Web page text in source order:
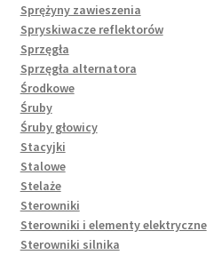
Sprężyny zawieszenia
Spryskiwacze reflektorów
Sprzęgła
Sprzęgła alternatora
Środkowe
Śruby
Śruby głowicy
Stacyjki
Stalowe
Stelaże
Sterowniki
Sterowniki i elementy elektryczne
Sterowniki silnika